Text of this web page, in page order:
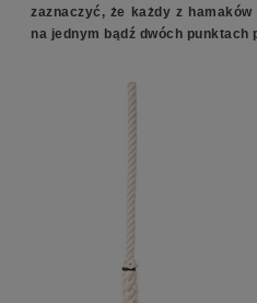
zaznaczyć, że każdy z
na jednym bądź dwóch punktach